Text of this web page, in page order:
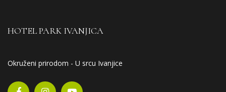
HOTEL PARK IVANJICA
Okruženi prirodom - U srcu Ivanjice